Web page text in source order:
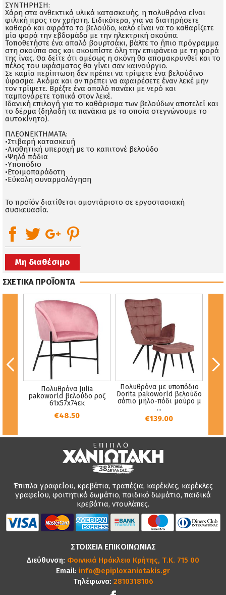
ΣΥΝΤΗΡΗΣΗ:
Χάρη στα ανθεκτικά υλικά κατασκευής, η πολυθρόνα είναι
φιλική προς τον χρήστη. Ειδικότερα, για να διατηρήσετε
καθαρό και αφράτο το βελούδο, καλό είναι να το καθαρίζετε
μία φορά την εβδομάδα με την ηλεκτρική σκούπα.
Τοποθετήστε ένα απαλό βουρτσάκι, βάλτε το ήπιο πρόγραμμα
στη σκούπα σας και σκουπίστε όλη την επιφάνεια με τη φορά
της ίνας. Θα δείτε ότι αμέσως η σκόνη θα απομακρυνθεί και το
πέλος του υφάσματος θα γίνει σαν καινούργιο.
Σε καμία περίπτωση δεν πρέπει να τρίψετε ένα βελούδινο
ύφασμα. Ακόμα και αν πρέπει να αφαιρέσετε έναν λεκέ μην
τον τρίψετε. Βρέξτε ένα απαλό πανάκι με νερό και
ταμπονάρετε τοπικά στον λεκέ.
Ιδανική επιλογή για το καθάρισμα των βελούδων αποτελεί και
το δέρμα (δηλαδή τα πανάκια με τα οποία στεγνώνουμε το
αυτοκίνητο).
ΠΛΕΟΝΕΚΤΗΜΑΤΑ:
•Στιβαρή κατασκευή
•Αισθητική υπεροχή με το καπιτονέ βελούδο
•Ψηλά πόδια
•Υποπόδιο
•Ετοιμοπαράδοτη
•Εύκολη συναρμολόγηση
Το προϊόν διατίθεται αμοντάριστο σε εργοστασιακή
συσκευασία.
Μη διαθέσιμο
ΣΧΕΤΙΚΑ ΠΡΟΪΟΝΤΑ
Πολυθρόνα Julia
pakoworld βελούδο ροζ
61x57x74εκ
€48.50
Πολυθρόνα με υποπόδιο
Dorita pakoworld βελούδο
σάπιο μήλο-πόδι μαύρο μ
...
€139.00
Έπιπλα γραφείου, κρεβάτια, τραπέζια, καρέκλες, καρέκλες
γραφείου, φοιτητικό δωμάτιο, παιδικό δωμάτιο, παιδικά
κρεβάτια, ντουλάπες.
ΣΤΟΙΧΕΙΑ ΕΠΙΚΟΙΝΩΝΙΑΣ
Διεύθυνση: Φοινικιά Ηράκλειο Κρήτης, Τ.Κ. 715 00
Email: info@epiploxaniotakis.gr
Τηλέφωνα: 2810318106